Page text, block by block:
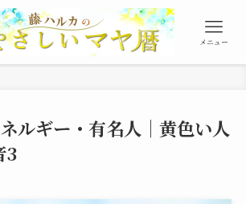
メニュー
ルギー・有名人｜黄色い人
3